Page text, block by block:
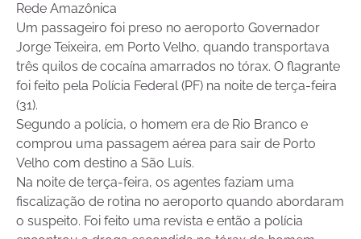
Rede Amazônica
Um passageiro foi preso no aeroporto Governador
Jorge Teixeira, em Porto Velho, quando transportava
três quilos de cocaína amarrados no tórax. O flagrante
foi feito pela Polícia Federal (PF) na noite de terça-feira
(31).
Segundo a polícia, o homem era de Rio Branco e
comprou uma passagem aérea para sair de Porto
Velho com destino a São Luís.
Na noite de terça-feira, os agentes faziam uma
fiscalização de rotina no aeroporto quando abordaram
o suspeito. Foi feito uma revista e então a polícia